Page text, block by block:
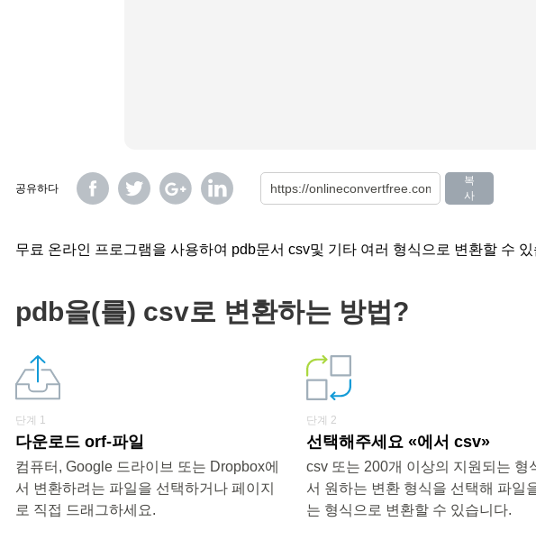
공유하다
복
사
무료 온라인 프로그램을 사용하여 pdb문서 csv및 기타 여러 형식으로 변환할 수 있
pdb을(를) csv로 변환하는 방법?
단계 1
다운로드 orf-파일
컴퓨터, Google 드라이브 또는 Dropbox에
서 변환하려는 파일을 선택하거나 페이지
로 직접 드래그하세요.
단계 2
선택해주세요 «에서 csv»
csv 또는 200개 이상의 지원되는 형
서 원하는 변환 형식을 선택해 파일
는 형식으로 변환할 수 있습니다.